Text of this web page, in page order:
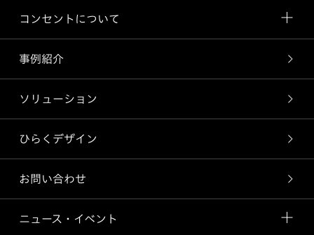
コンセントについて
事例紹介
ソリューション
ひらくデザイン
お問い合わせ
ニュース・イベント